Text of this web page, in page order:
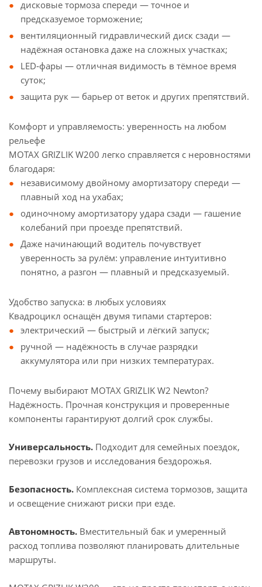
дисковые тормоза спереди — точное и
предсказуемое торможение;
вентиляционный гидравлический диск сзади —
надёжная остановка даже на сложных участках;
LED‑фары — отличная видимость в тёмное время
суток;
защита рук — барьер от веток и других препятствий.
Комфорт и управляемость: уверенность на любом
рельефе
MOTAX GRIZLIK W200 легко справляется с неровностями
благодаря:
независимому двойному амортизатору спереди —
плавный ход на ухабах;
одиночному амортизатору удара сзади — гашение
колебаний при проезде препятствий.
Даже начинающий водитель почувствует
уверенность за рулём: управление интуитивно
понятно, а разгон — плавный и предсказуемый.
Удобство запуска: в любых условиях
Квадроцикл оснащён двумя типами стартеров:
электрический — быстрый и лёгкий запуск;
ручной — надёжность в случае разрядки
аккумулятора или при низких температурах.
Почему выбирают MOTAX GRIZLIK W2 Newton?
Надёжность. Прочная конструкция и проверенные
компоненты гарантируют долгий срок службы.
Универсальность. Подходит для семейных поездок,
перевозки грузов и исследования бездорожья.
Безопасность. Комплексная система тормозов, защита
и освещение снижают риски при езде.
Автономность. Вместительный бак и умеренный
расход топлива позволяют планировать длительные
маршруты.